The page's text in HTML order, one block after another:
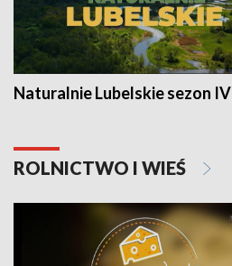
Naturalnie Lubelskie sezon IV
ROLNICTWO I WIEŚ